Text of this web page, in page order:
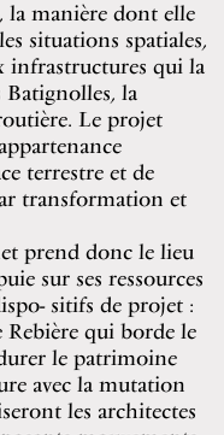
la manière dont elle
situations spatiales,
infrastructures qui la
Batignolles, la
Le projet
terrestre et de
transformation et
prend donc le lieu
sur ses ressources
sitifs de projet :
qui borde le
le patrimoine
avec la mutation
les architectes